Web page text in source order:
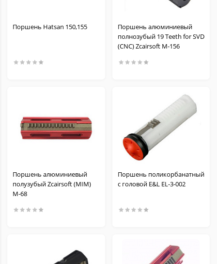
Поршень Hatsan 150,155
Поршень алюминиевый
полнозубый 19 Teeth for SVD
(CNC) Zcairsoft M-156
Поршень алюминиевый
полузубый Zcairsoft (MIM)
M-68
Поршень поликорбанатный
с головой E&L EL-3-002